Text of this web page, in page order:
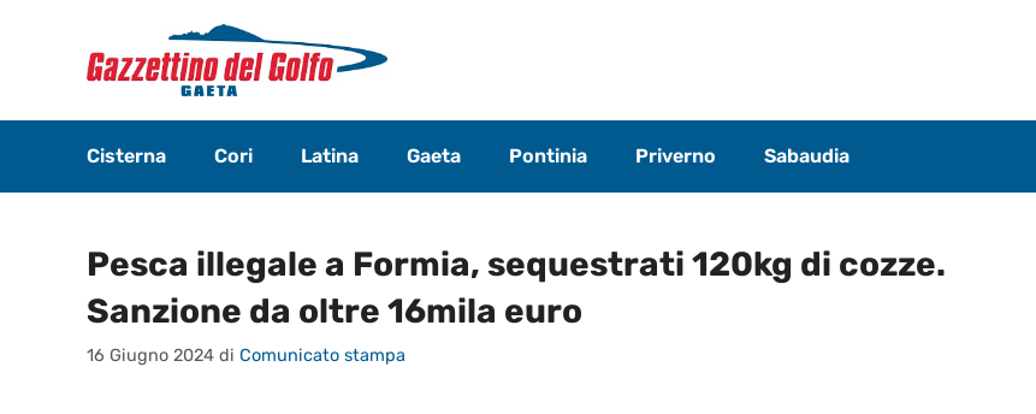
contenuto
Cisterna Cori Latina Gaeta Pontinia Priverno Sabaudia
Pesca illegale a Formia, sequestrati 120kg di cozze.
Sanzione da oltre 16mila euro
16 Giugno 2024 di Comunicato stampa